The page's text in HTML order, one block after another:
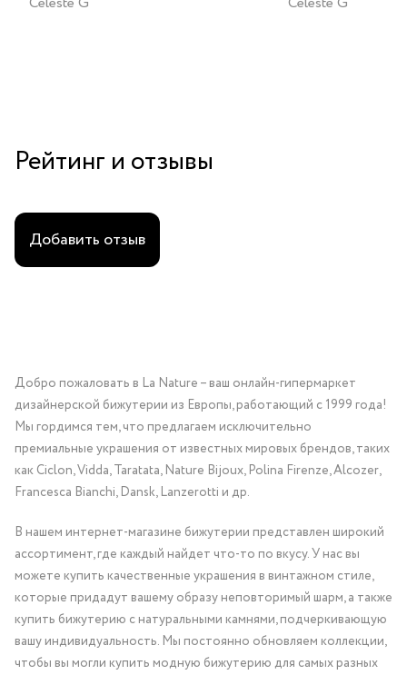
Рейтинг и отзывы
Добавить отзыв
Добро пожаловать в La Nature – ваш онлайн-гипермаркет
дизайнерской бижутерии из Европы, работающий с 1999 года!
Мы гордимся тем, что предлагаем исключительно
премиальные украшения от известных мировых брендов, таких
как Ciclon, Vidda, Taratata, Nature Bijoux, Polina Firenze, Alcozer,
Francesca Bianchi, Dansk, Lanzerotti и др.
В нашем интернет-магазине бижутерии представлен широкий
ассортимент, где каждый найдет что-то по вкусу. У нас вы
можете купить качественные украшения в винтажном стиле,
которые придадут вашему образу неповторимый шарм, а также
купить бижутерию с натуральными камнями, подчеркивающую
вашу индивидуальность. Мы постоянно обновляем коллекции,
чтобы вы могли купить модную бижутерию для самых разных